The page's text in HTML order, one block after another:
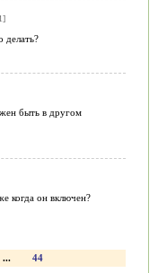
делать?
быть в другом
когда он включен?
... 44